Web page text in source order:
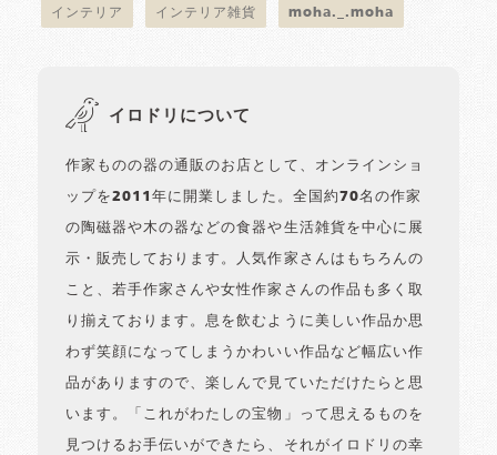
インテリア インテリア雑貨 moha._.moha
イロドリについて
作家ものの器の通販のお店として、オンラインショ
ップを2011年に開業しました。全国約70名の作家
の陶磁器や木の器などの食器や生活雑貨を中心に展
示・販売しております。人気作家さんはもちろんの
こと、若手作家さんや女性作家さんの作品も多く取
り揃えております。息を飲むように美しい作品か思
わず笑顔になってしまうかわいい作品など幅広い作
品がありますので、楽しんで見ていただけたらと思
います。「これがわたしの宝物」って思えるものを
見つけるお手伝いができたら、それがイロドリの幸